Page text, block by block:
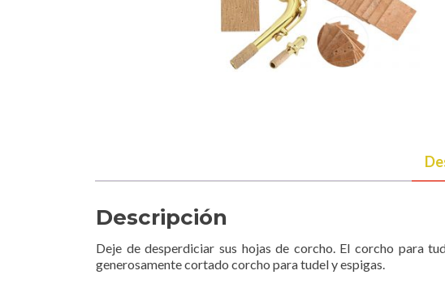
Descripción
Deje de desperdiciar sus hojas de corcho. El corcho para
generosamente cortado corcho para tudel y espigas.